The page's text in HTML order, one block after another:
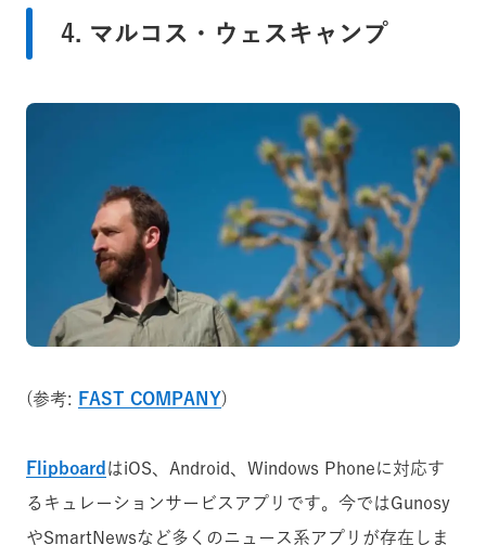
4. マルコス・ウェスキャンプ
(参考: FAST COMPANY)
Flipboard はiOS、Android、Windows Phoneに対応す
るキュレーションサービスアプリです。今ではGunosy
やSmartNewsなど多くのニュース系アプリが存在しま